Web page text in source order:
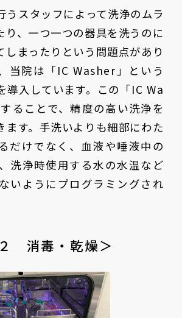
うスタッフによって洗浄のムラ
り、一つ一つの器具を洗うのに
しまったりという問題点があり
当院は「IC Washer」という
導入しています。この「IC Wa
ることで、精度の高い洗浄を
ます。手洗いよりも細部にわた
だけでなく、血液や唾液中の
洗浄時使用する水の水温など
いようにプログラミングされ
消毒・乾燥＞